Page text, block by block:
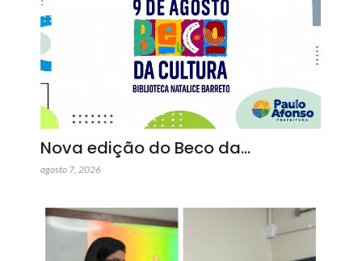
Nova edição do Beco da…
agosto 7, 2026